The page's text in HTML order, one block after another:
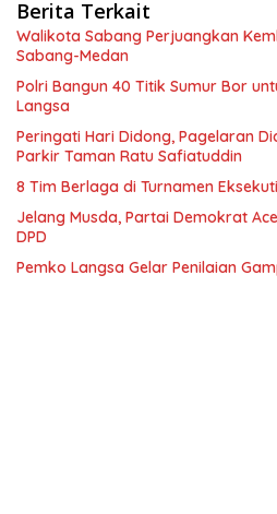
Berita Terkait
Walikota Sabang Perjuangkan
Sabang-Medan
Polri Bangun 40 Titik Sumur Bor
Langsa
Peringati Hari Didong, Pagelaran
Parkir Taman Ratu Safiatuddin
8 Tim Berlaga di Turnamen
Jelang Musda, Partai Demokrat
DPD
Pemko Langsa Gelar Penilaian